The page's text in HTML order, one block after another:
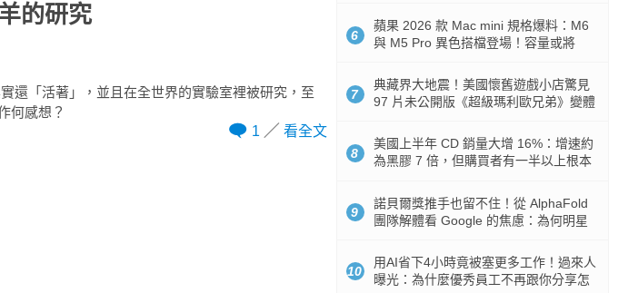
的研究
還「活著」，並且在全世界的實驗室裡被研究，至
何感想？
1
看全文
6
蘋果 2026 款 Mac mini 規格爆料：M6
與 M5 Pro 異色搭檔登場！容量或將
7
典藏界大地震！美國懷舊遊戲小店驚見
97 片未公開版《超級瑪利歐兄弟》變體
8
美國上半年 CD 銷量大增 16%：增速約
為黑膠 7 倍，但購買者有一半以上根本
9
諾貝爾獎推手也留不住！從 AlphaFold
團隊解體看 Google 的焦慮：為何明星
10
用AI省下4小時竟被塞更多工作！過來人
曝光：為什麼優秀員工不再跟你分享怎